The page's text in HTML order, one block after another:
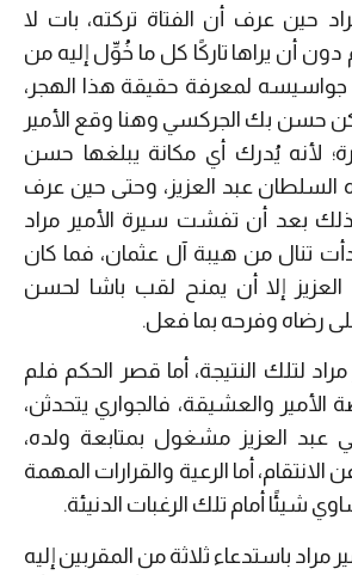
حين عرف أن الفتاة تركته، بات لا
أن يراها تاركًا كل ما خُوِّل إليه من
جواسيسه لمعرفة حقيقة هذا الهجر،
حسن بك الجركسي وهنا وقع الأمير
لأنه يُدرك أي مكانة يبلغها حسن
السلطان عبد العزيز، وحتى حين عرف
ذلك بعد أن تفشت سيرة الأمير مراد
تنال من هيبة آل عثمان، فما كان
إلا أن يمنح لقب باشا لحسن
رضاه وفرحه بما فعل.
لتلك النتيجة، أما قصر الحكم فلم
والعشيقة، فالجواري يتحدثن،
عبد العزيز مشغول بمتابعة ولده،
الانتقام، أما الرعية والقرارات المهمة
شيئًا أمام تلك الرغبات الدنيئة.
مراد باستدعاء ثلاثة من المقربين إليه